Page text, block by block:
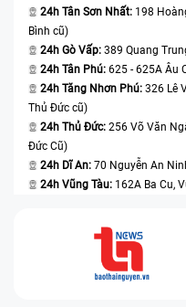
24h Tân Sơn Nhất: 198
Bình cũ)
24h Gò Vấp: 389 Quang
24h Tân Phú: 625 - 625A Âu
24h Tăng Nhơn Phú: 326 Lê
Thủ Đức cũ)
24h Thủ Đức: 256 Võ Văn
Đức Cũ)
24h Dĩ An: 70 Nguyễn An
24h Vũng Tàu: 162A Ba Cu,